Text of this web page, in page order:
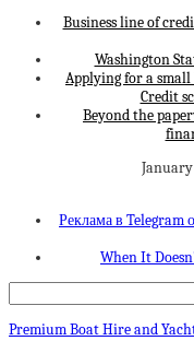
Business line of
Washington
Applying for a
Credit
Beyond the
January
Реклама в Telegram
When It
Premium Boat Hire and